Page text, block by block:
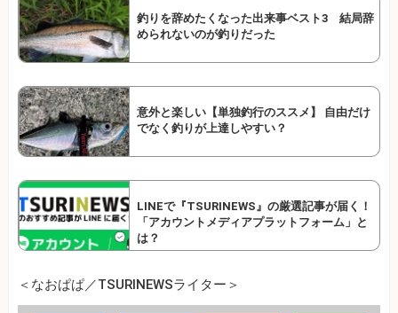
釣りを辞めたくなった出来事ベスト3 結局辞
められないのが釣りだった
意外と楽しい【単独釣行のススメ】 自由だけ
でなく釣りが上達しやすい？
LINEで『TSURINEWS』の厳選記事が届く！
「アカウントメディアプラットフォーム」と
は？
＜なおぱぱ／TSURINEWSライター＞